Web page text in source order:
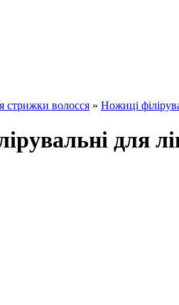
стрижки волосся » Ножиці
для